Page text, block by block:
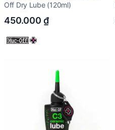
Off Dry Lube (120ml)
450.000 ₫